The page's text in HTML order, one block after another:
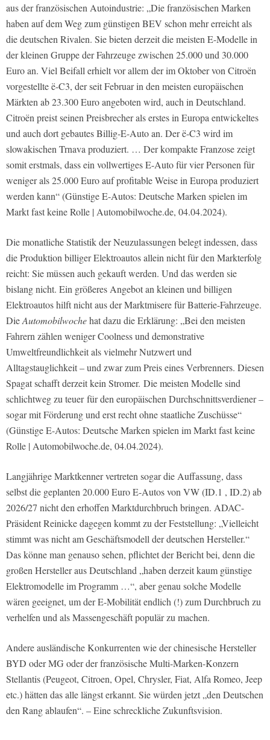
aus der französischen Autoindustrie: „Die französischen Marken
haben auf dem Weg zum günstigen BEV schon mehr erreicht als
die deutschen Rivalen. Sie bieten derzeit die meisten E-Modelle in
der kleinen Gruppe der Fahrzeuge zwischen 25.000 und 30.000
Euro an. Viel Beifall erhielt vor allem der im Oktober von Citroën
vorgestellte ë-C3, der seit Februar in den meisten europäischen
Märkten ab 23.300 Euro angeboten wird, auch in Deutschland.
Citroën preist seinen Preisbrecher als erstes in Europa entwickeltes
und auch dort gebautes Billig-E-Auto an. Der ë-C3 wird im
slowakischen Trnava produziert. … Der kompakte Franzose zeigt
somit erstmals, dass ein vollwertiges E-Auto für vier Personen für
weniger als 25.000 Euro auf profitable Weise in Europa produziert
werden kann“ (Günstige E-Autos: Deutsche Marken spielen im
Markt fast keine Rolle | Automobilwoche.de, 04.04.2024).
Die monatliche Statistik der Neuzulassungen belegt indessen, dass
die Produktion billiger Elektroautos allein nicht für den Markterfolg
reicht: Sie müssen auch gekauft werden. Und das werden sie
bislang nicht. Ein größeres Angebot an kleinen und billigen
Elektroautos hilft nicht aus der Marktmisere für Batterie-Fahrzeuge.
DieAutomobilwochehat dazu die Erklärung: „Bei den meisten
Fahrern zählen weniger Coolness und demonstrative
Umweltfreundlichkeit als vielmehr Nutzwert und
Alltagstauglichkeit – und zwar zum Preis eines Verbrenners. Diesen
Spagat schafft derzeit kein Stromer. Die meisten Modelle sind
schlichtweg zu teuer für den europäischen Durchschnittsverdiener –
sogar mit Förderung und erst recht ohne staatliche Zuschüsse“
(Günstige E-Autos: Deutsche Marken spielen im Markt fast keine
Rolle | Automobilwoche.de, 04.04.2024).
Langjährige Marktkenner vertreten sogar die Auffassung, dass
selbst die geplanten 20.000 Euro E-Autos von VW (ID.1 , ID.2) ab
2026/27 nicht den erhoffen Marktdurchbruch bringen. ADAC-
Präsident Reinicke dagegen kommt zu der Feststellung: „Vielleicht
stimmt was nicht am Geschäftsmodell der deutschen Hersteller.“
Das könne man genauso sehen, pflichtet der Bericht bei, denn die
großen Hersteller aus Deutschland „haben derzeit kaum günstige
Elektromodelle im Programm …“, aber genau solche Modelle
wären geeignet, um der E-Mobilität endlich (!) zum Durchbruch zu
verhelfen und als Massengeschäft populär zu machen.
Andere ausländische Konkurrenten wie der chinesische Hersteller
BYD oder MG oder der französische Multi-Marken-Konzern
Stellantis (Peugeot, Citroen, Opel, Chrysler, Fiat, Alfa Romeo, Jeep
etc.) hätten das alle längst erkannt. Sie würden jetzt „den Deutschen
den Rang ablaufen“. – Eine schreckliche Zukunftsvision.